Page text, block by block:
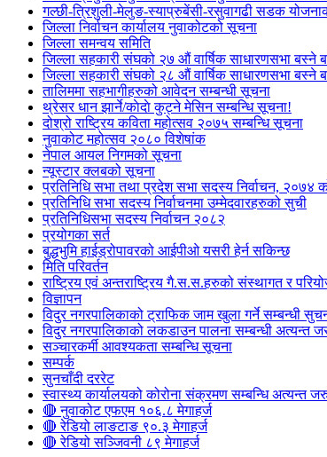
गल्छी-त्रिशुली-मेलुङ-स्याप्रुबेंसी-रसुवागढी सडक
जिल्ला निर्वाचन कार्यालय नुवाकोटको सूचना
जिल्ला समन्वय समिति
जिल्ला सहकारी संघको २७ औं वार्षिक साधारणसभा बस्ने
जिल्ला सहकारी संघको २८ औं वार्षिक साधारणसभा बस्ने
तालिममा सहभागीहरुको आवेदन सम्बन्धी सूचना
थ्रेसर धान झार्ने/काेदाे कुट्ने मेसिन सम्बन्धि सूचना!
दोश्रो राष्ट्रिय कविता महोत्सव २०७५ सम्बन्धि सूचना
नुवाकोट महोत्सव २०८० विशेषांक
नेपाल आयल निगमको सूचना
न्यूस्टार क्लबको सूचना
प्रतिनिधि सभा तथा प्रदेश सभा सदस्य निर्वाचन, २०७४
प्रतिनिधि सभा सदस्य निर्वाचनमा उम्मेदवारहरुको सुची
प्रतिनिधिसभा सदस्य निर्वाचन २०८२
प्रयोगका सर्त
बुद्धभुमि हाईड्रोपावरको आईपीओ यसरी हेर्न सकिन्छ
मिति परिवर्तन
राष्ट्रिय एवं अन्तराष्ट्रिय गै.स.स.हरुको संस्थागत र
विज्ञापन
विदुर नगरपालिकाको ट्राफिक जाम खुला गर्ने सम्बन्धी
विदुर नगरपालिकाको लकडाउन पालना सम्बन्धी अत्यन्त
सञ्चारकर्मी आवश्यकता सम्बन्धि सूचना
सम्पर्क
सुनचाँदी दररेट
स्वास्थ्य कार्यालयको कोरोना संक्रमण सम्बन्धि अत्यन्त
🔴 नुवाकोट एफएम १०६.८ मेगाहर्ज
🔴 रेडियो लाङटाङ ९०.३ मेगाहर्ज
🔴 रेडियो सञ्जिवनी ८९ मेगाहर्ज